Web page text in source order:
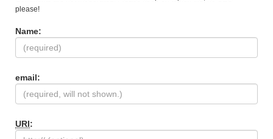
please!
Name:
email:
URI: